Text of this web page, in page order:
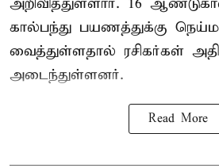
கால்பந்து பயணத்துக்கு நெய்மர்
வைத்துள்ளதால் ரசிகர்கள்
அடைந்துள்ளனர்.
Read More